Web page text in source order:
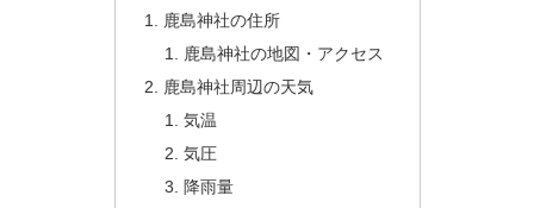
鹿島神社の住所
鹿島神社の地図・アクセス
鹿島神社周辺の天気
気温
気圧
降雨量